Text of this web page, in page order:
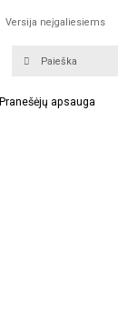
Versija neįgaliesiems
Pranešėjų apsauga